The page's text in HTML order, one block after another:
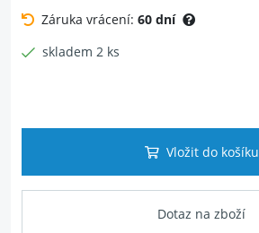
Záruka vrácení: 60 dní
skladem 2 ks
Vložit do košíku
Dotaz na zboží